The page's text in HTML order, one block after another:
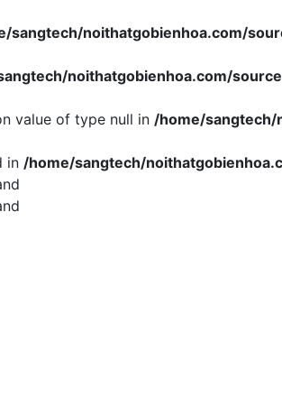
sangtech/noithatgobienhoa.com/
noithatgobienhoa.com/
value of type null in /home/sangtech/
in /home/sangtech/